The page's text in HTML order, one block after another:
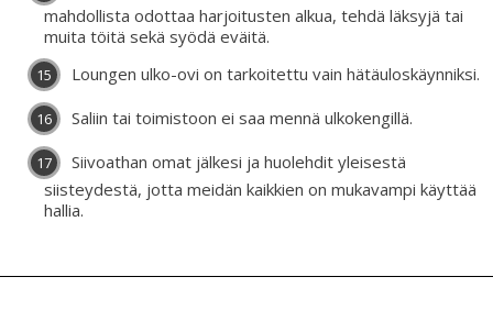
mahdollista odottaa harjoitusten alkua, tehdä läksyjä tai
muita töitä sekä syödä eväitä.
Loungen ulko-ovi on tarkoitettu vain hätäuloskäynniksi.
Saliin tai toimistoon ei saa mennä ulkokengillä.
Siivoathan omat jälkesi ja huolehdit yleisestä
siisteydestä, jotta meidän kaikkien on mukavampi käyttää
hallia.